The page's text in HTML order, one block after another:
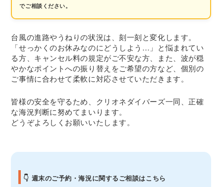
でご相談ください。
台風の進路やうねりの状況は、刻一刻と変化します。
「せっかくのお休みなのにどうしよう…」と悩まれてい
る方、キャンセル料の規定がご不安な方、また、波が穏
やかなポイントへの振り替えをご希望の方など、個別の
ご事情に合わせて柔軟に対応させていただきます。
皆様の安全を守るため、クリオネダイバーズ一同、正確
な海況判断に努めてまいります。
どうぞよろしくお願いいたします。
👇 週末のご予約・海況に関するご相談はこちら